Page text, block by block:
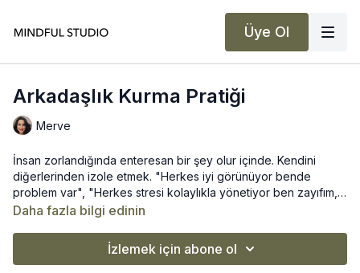
Üye Ol
Arkadaşlık Kurma Pratiği
Merve
İnsan zorlandığında enteresan bir şey olur içinde. Kendini
diğerlerinden izole etmek. "Herkes iyi görünüyor bende
problem var", "Herkes stresi kolaylıkla yönetiyor ben zayıfım,
dayanıksızım"
Oysa içten içe bunun böyle olmadığını biliriz. Herkes ama
herkes zorluğu hayatının farklı dönemlerinde farklı seviyelerde
de olsa mutlaka hisseder.
Daha fazla bilgi edinin
İzlemek için abone ol